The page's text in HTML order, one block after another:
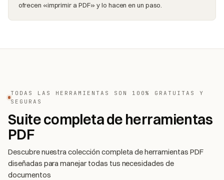
ofrecen «imprimir a PDF» y lo hacen en un paso.
TODAS LAS HERRAMIENTAS SON 100% GRATUITAS Y
SEGURAS
Suite completa de herramientas
PDF
Descubre nuestra colección completa de herramientas PDF
diseñadas para manejar todas tus necesidades de
documentos